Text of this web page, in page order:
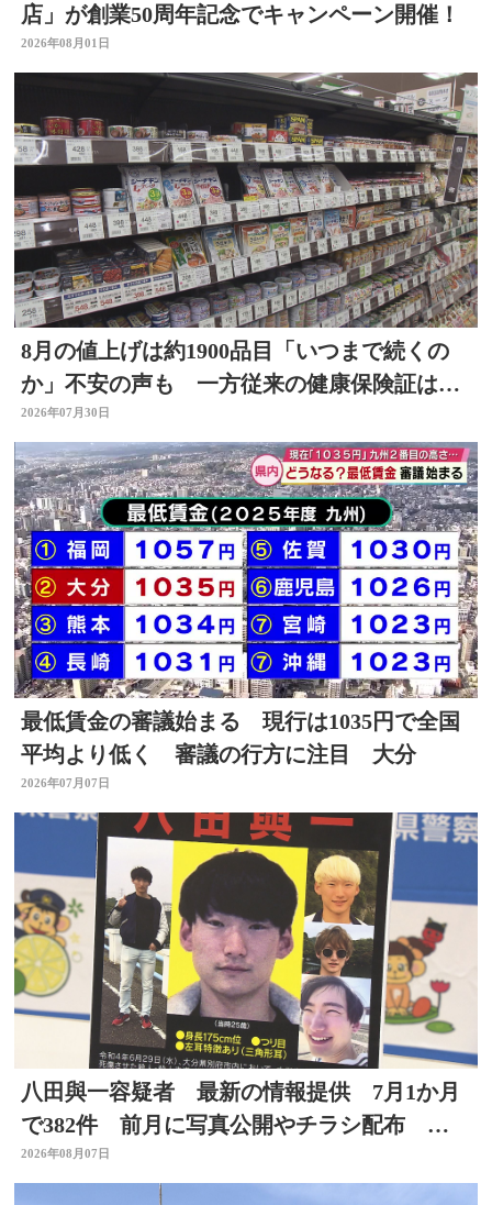
店」が創業50周年記念でキャンペーン開催！
2026年08月01日
8月の値上げは約1900品目「いつまで続くの
か」不安の声も 一方従来の健康保険証は使
用不可に
2026年07月30日
最低賃金の審議始まる 現行は1035円で全国
平均より低く 審議の行方に注目 大分
2026年07月07日
八田與一容疑者 最新の情報提供 7月1か月
で382件 前月に写真公開やチラシ配布 別
府ひき逃げ事件
2026年08月07日